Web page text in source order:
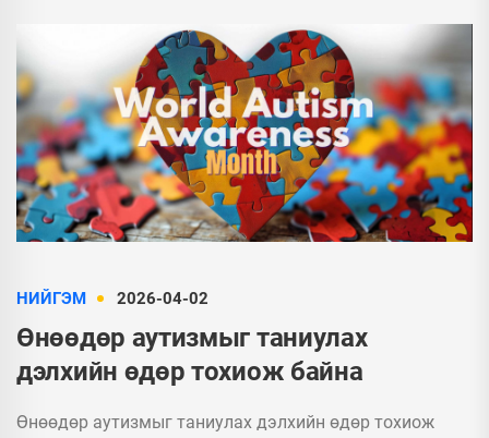
НИЙГЭМ 2026-04-02
Өнөөдөр аутизмыг таниулах
дэлхийн өдөр тохиож байна
Өнөөдөр аутизмыг таниулах дэлхийн өдөр тохиож